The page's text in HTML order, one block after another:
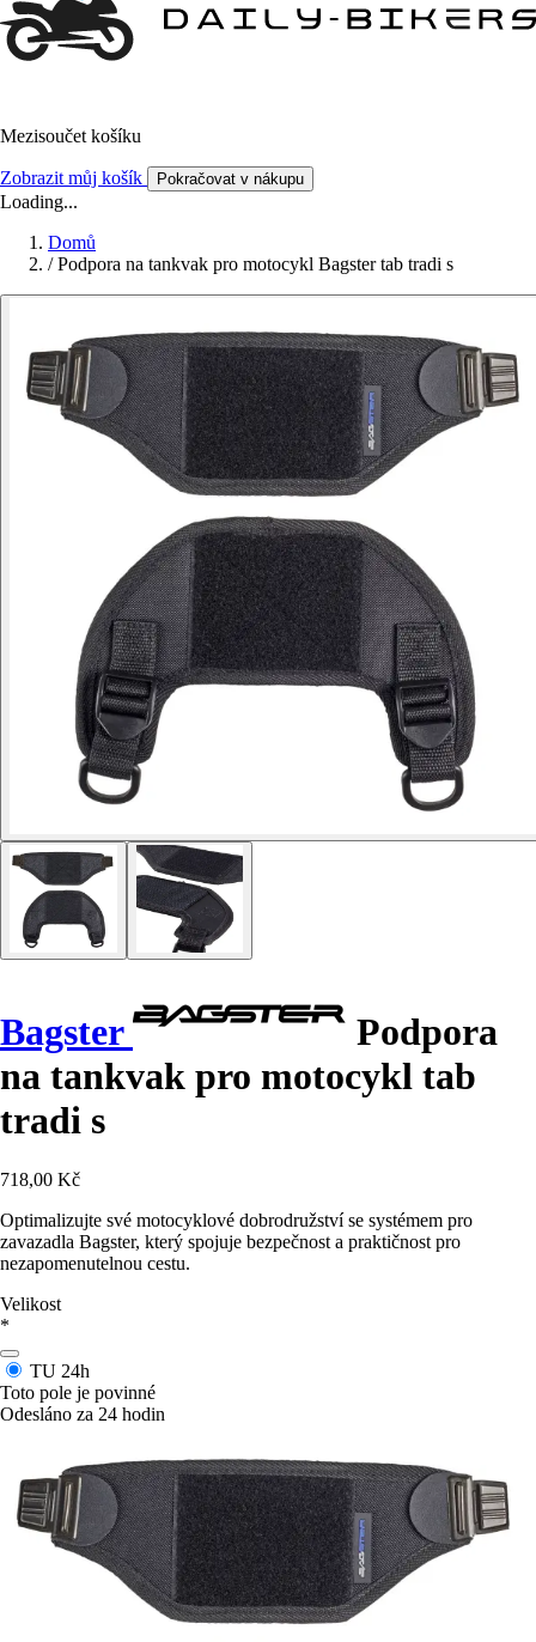
Mezisoučet košíku
Zobrazit můj košík Pokračovat v nákupu
Loading...
Domů
/ Podpora na tankvak pro motocykl Bagster tab tradi s
Bagster
Podpora
na tankvak pro motocykl tab
tradi s
718,00 Kč
Optimalizujte své motocyklové dobrodružství se systémem pro
zavazadla Bagster, který spojuje bezpečnost a praktičnost pro
nezapomenutelnou cestu.
Velikost
*
TU 24h
Toto pole je povinné
Odesláno za 24 hodin